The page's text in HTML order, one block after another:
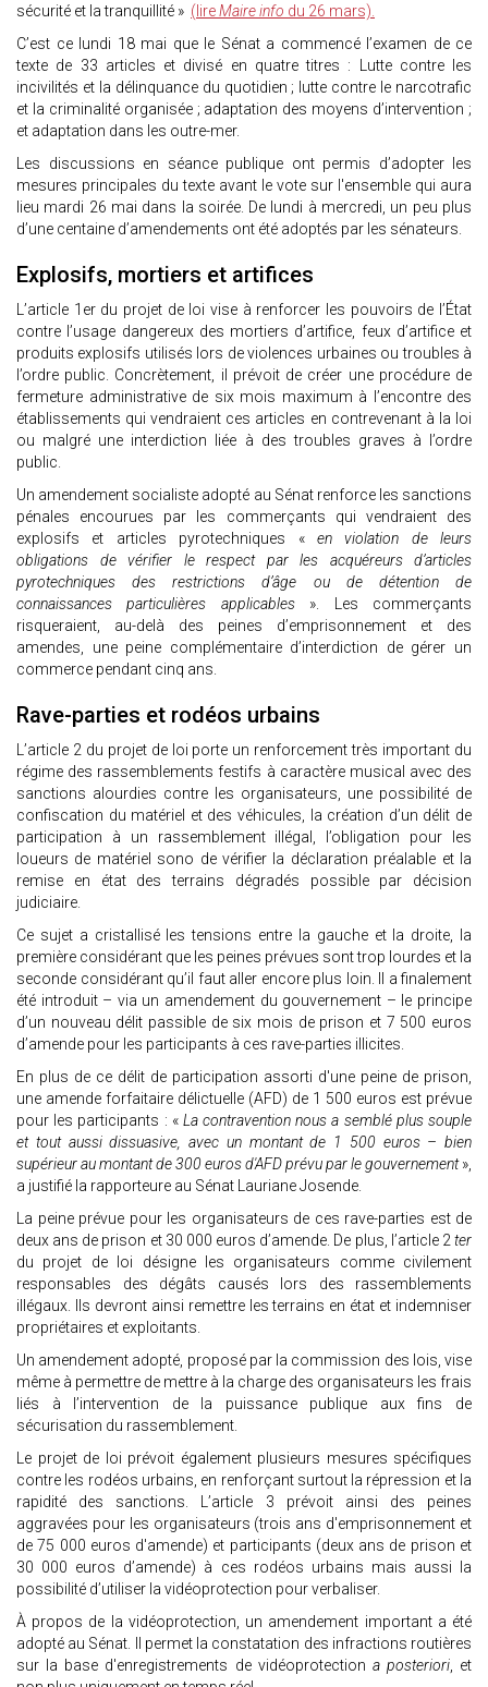
sécurité et la tranquillité » (lireMaire info du 26 mars).
C’est ce lundi 18 mai que le Sénat a commencé l’examen de ce
texte de 33 articles et divisé en quatre titres : Lutte contre les
incivilités et la délinquance du quotidien ; lutte contre le narcotrafic
et la criminalité organisée ; adaptation des moyens d’intervention ;
et adaptation dans les outre-mer.
Les discussions en séance publique ont permis d’adopter les
mesures principales du texte avant le vote sur l'ensemble qui aura
lieu mardi 26 mai dans la soirée. De lundi à mercredi, un peu plus
d’une centaine d’amendements ont été adoptés par les sénateurs.
Explosifs, mortiers et artifices
L’article 1er du projet de loi vise à renforcer les pouvoirs de l’État
contre l’usage dangereux des mortiers d’artifice, feux d’artifice et
produits explosifs utilisés lors de violences urbaines ou troubles à
l’ordre public. Concrètement, il prévoit de créer une procédure de
fermeture administrative de six mois maximum à l’encontre des
établissements qui vendraient ces articles en contrevenant à la loi
ou malgré une interdiction liée à des troubles graves à l’ordre
public.
Un amendement socialiste adopté au Sénat renforce les sanctions
pénales encourues par les commerçants qui vendraient des
explosifs et articles pyrotechniques « en violation de leurs
obligations de vérifier le respect par les acquéreurs d’articles
pyrotechniques des restrictions d’âge ou de détention de
connaissances particulières applicables ». Les commerçants
risqueraient, au-delà des peines d’emprisonnement et des
amendes, une peine complémentaire d’interdiction de gérer un
commerce pendant cinq ans.
Rave-parties et rodéos urbains
L’article 2 du projet de loi porte un renforcement très important du
régime des rassemblements festifs à caractère musical avec des
sanctions alourdies contre les organisateurs, une possibilité de
confiscation du matériel et des véhicules, la création d’un délit de
participation à un rassemblement illégal, l’obligation pour les
loueurs de matériel sono de vérifier la déclaration préalable et la
remise en état des terrains dégradés possible par décision
judiciaire.
Ce sujet a cristallisé les tensions entre la gauche et la droite, la
première considérant que les peines prévues sont trop lourdes et la
seconde considérant qu’il faut aller encore plus loin. Il a finalement
été introduit – via un amendement du gouvernement – le principe
d’un nouveau délit passible de six mois de prison et 7 500 euros
d’amende pour les participants à ces rave-parties illicites.
En plus de ce délit de participation assorti d'une peine de prison,
une amende forfaitaire délictuelle (AFD) de 1 500 euros est prévue
pour les participants : «La contravention nous a semblé plus souple
et tout aussi dissuasive, avec un montant de 1 500 euros – bien
supérieur au montant de 300 euros d'AFD prévu par le gouvernement»,
a justifié la rapporteure au Sénat Lauriane Josende.
La peine prévue pour les organisateurs de ces rave-parties est de
deux ans de prison et 30 000 euros d’amende. De plus, l’article 2ter
du projet de loi désigne les organisateurs comme civilement
responsables des dégâts causés lors des rassemblements
illégaux. Ils devront ainsi remettre les terrains en état et indemniser
propriétaires et exploitants.
Un amendement adopté, proposé par la commission des lois, vise
même à permettre de mettre à la charge des organisateurs les frais
liés à l’intervention de la puissance publique aux fins de
sécurisation du rassemblement.
Le projet de loi prévoit également plusieurs mesures spécifiques
contre les rodéos urbains, en renforçant surtout la répression et la
rapidité des sanctions. L’article 3 prévoit ainsi des peines
aggravées pour les organisateurs (trois ans d'emprisonnement et
de 75 000 euros d'amende) et participants (deux ans de prison et
30 000 euros d’amende) à ces rodéos urbains mais aussi la
possibilité d’utiliser la vidéoprotection pour verbaliser.
À propos de la vidéoprotection, un amendement important a été
adopté au Sénat. Il permet la constatation des infractions routières
sur la base d'enregistrements de vidéoprotection a posteriori, et